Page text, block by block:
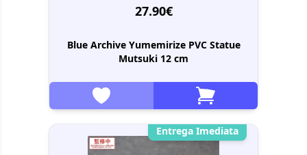
27.90€
Blue Archive Yumemirize PVC Statue
Mutsuki 12 cm
Entrega Imediata